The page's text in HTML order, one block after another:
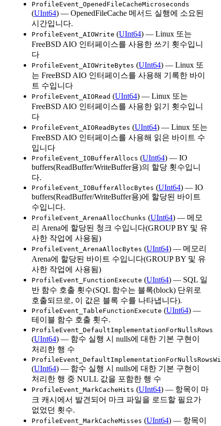
ProfileEvent_OpenedFileCacheMicroseconds
(UInt64) — OpenedFileCache 메서드 실행에 소요된
시간입니다.
ProfileEvent_AIOWrite (UInt64) — Linux 또는
FreeBSD AIO 인터페이스를 사용한 쓰기 횟수입니
다
ProfileEvent_AIOWriteBytes (UInt64) — Linux 또
는 FreeBSD AIO 인터페이스를 사용해 기록한 바이
트 수입니다
ProfileEvent_AIORead (UInt64) — Linux 또는
FreeBSD AIO 인터페이스를 사용한 읽기 횟수입니
다
ProfileEvent_AIOReadBytes (UInt64) — Linux 또는
FreeBSD AIO 인터페이스를 사용해 읽은 바이트 수
입니다
ProfileEvent_IOBufferAllocs (UInt64) — IO
buffers(ReadBuffer/WriteBuffer용)의 할당 횟수입니
다.
ProfileEvent_IOBufferAllocBytes (UInt64) — IO
buffers(ReadBuffer/WriteBuffer용)에 할당된 바이트
수입니다.
ProfileEvent_ArenaAllocChunks (UInt64) — 메모
리 Arena에 할당된 청크 수입니다(GROUP BY 및 유
사한 작업에 사용됨)
ProfileEvent_ArenaAllocBytes (UInt64) — 메모리
Arena에 할당된 바이트 수입니다(GROUP BY 및 유
사한 작업에 사용됨)
ProfileEvent_FunctionExecute (UInt64) — SQL 일
반 함수 호출 횟수(SQL 함수는 블록(block) 단위로
호출되므로, 이 값은 블록 수를 나타냅니다).
ProfileEvent_TableFunctionExecute (UInt64) —
테이블 함수 호출 횟수.
ProfileEvent_DefaultImplementationForNullsRows
(UInt64) — 함수 실행 시 nulls에 대한 기본 구현이
처리한 행 수
(UInt64) — 함수 실행 시 nulls에 대한 기본 구현이
처리한 행 중 NULL 값을 포함한 행 수
ProfileEvent_MarkCacheHits (UInt64) — 항목이 마
크 캐시에서 발견되어 마크 파일을 로드할 필요가
없었던 횟수.
ProfileEvent_MarkCacheMisses (UInt64) — 항목이